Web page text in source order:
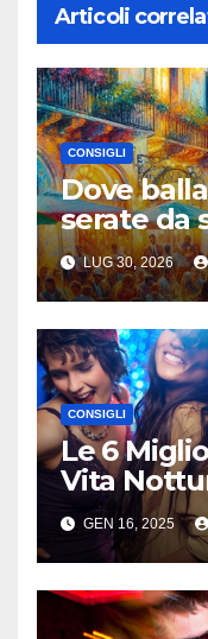
Articoli
CONSIGLI
Dove
serate da
alla
LUG 30, 2026
CONSIGLI
Le 6
Vita
GEN 16, 2025